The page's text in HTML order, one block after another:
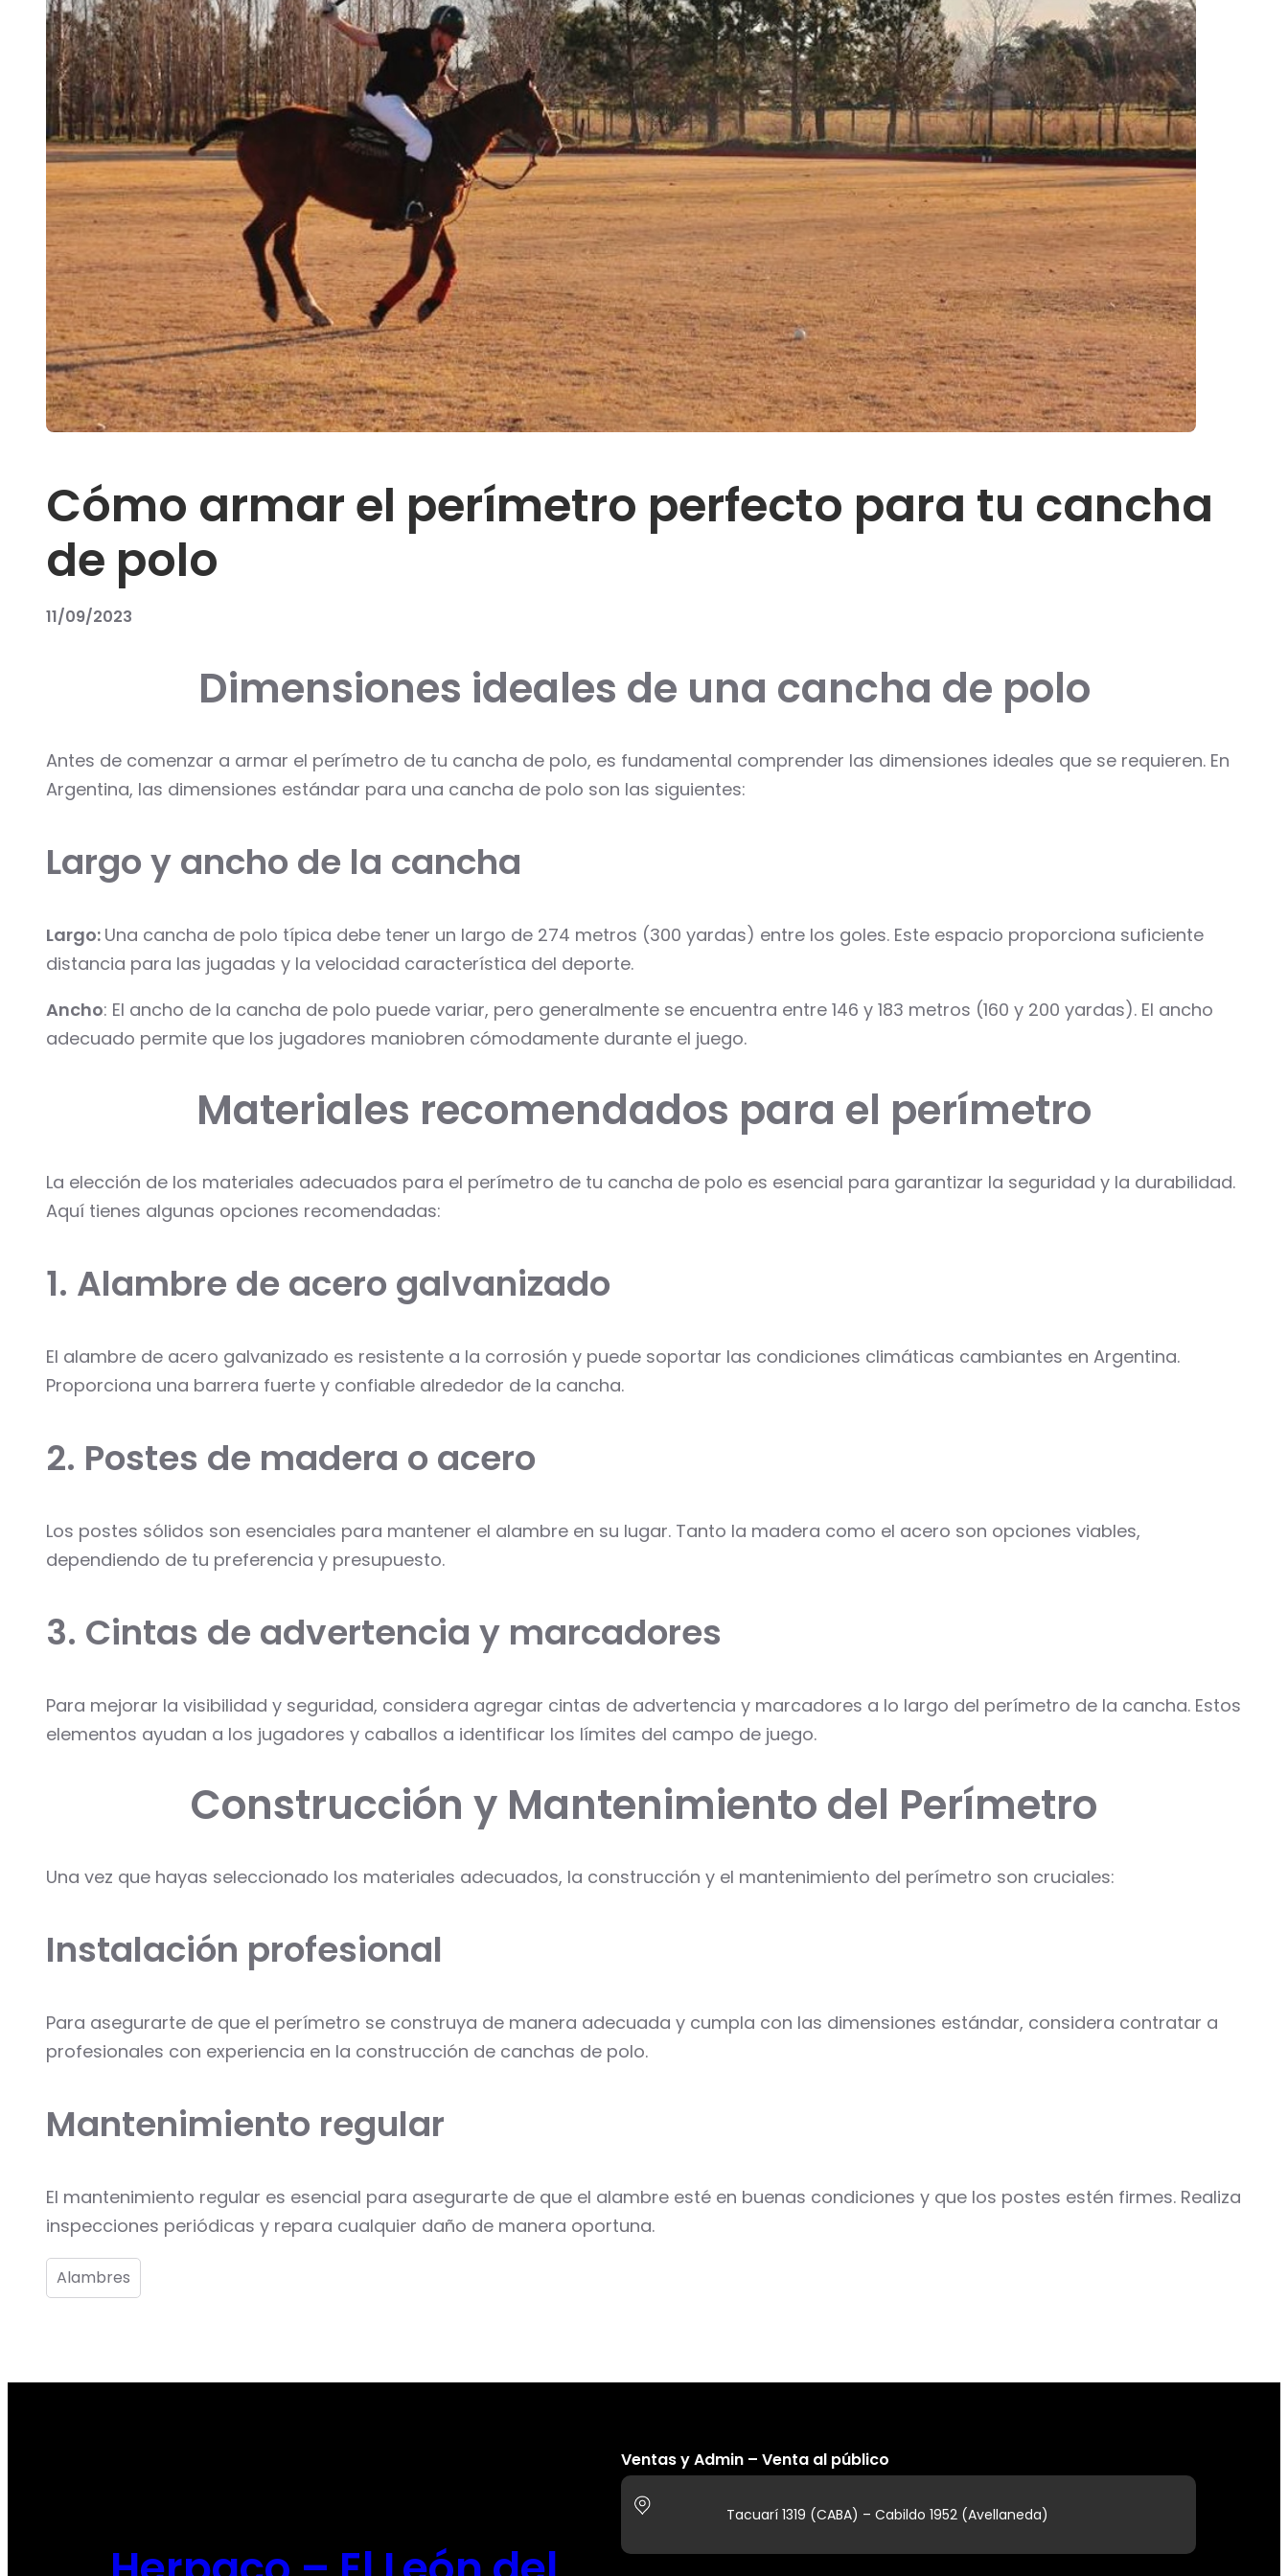
Cómo armar el perímetro perfecto para tu cancha
de polo
11/09/2023
Dimensiones ideales de una cancha de polo
Antes de comenzar a armar el perímetro de tu cancha de polo, es fundamental comprender las dimensiones ideales que se requieren. En
Argentina, las dimensiones estándar para una cancha de polo son las siguientes:
Largo y ancho de la cancha
Largo: Una cancha de polo típica debe tener un largo de 274 metros (300 yardas) entre los goles. Este espacio proporciona suficiente
distancia para las jugadas y la velocidad característica del deporte.
Ancho: El ancho de la cancha de polo puede variar, pero generalmente se encuentra entre 146 y 183 metros (160 y 200 yardas). El ancho
adecuado permite que los jugadores maniobren cómodamente durante el juego.
Materiales recomendados para el perímetro
La elección de los materiales adecuados para el perímetro de tu cancha de polo es esencial para garantizar la seguridad y la durabilidad.
Aquí tienes algunas opciones recomendadas:
1. Alambre de acero galvanizado
El alambre de acero galvanizado es resistente a la corrosión y puede soportar las condiciones climáticas cambiantes en Argentina.
Proporciona una barrera fuerte y confiable alrededor de la cancha.
2. Postes de madera o acero
Los postes sólidos son esenciales para mantener el alambre en su lugar. Tanto la madera como el acero son opciones viables,
dependiendo de tu preferencia y presupuesto.
3. Cintas de advertencia y marcadores
Para mejorar la visibilidad y seguridad, considera agregar cintas de advertencia y marcadores a lo largo del perímetro de la cancha. Estos
elementos ayudan a los jugadores y caballos a identificar los límites del campo de juego.
Construcción y Mantenimiento del Perímetro
Una vez que hayas seleccionado los materiales adecuados, la construcción y el mantenimiento del perímetro son cruciales:
Instalación profesional
Para asegurarte de que el perímetro se construya de manera adecuada y cumpla con las dimensiones estándar, considera contratar a
profesionales con experiencia en la construcción de canchas de polo.
Mantenimiento regular
El mantenimiento regular es esencial para asegurarte de que el alambre esté en buenas condiciones y que los postes estén firmes. Realiza
inspecciones periódicas y repara cualquier daño de manera oportuna.
Alambres
Ventas y Admin – Venta al público
Tacuarí 1319 (CABA) – Cabildo 1952 (Avellaneda)